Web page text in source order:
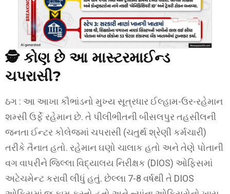
🕵️ કોણ છે આ માસ્ટરમાઈન્ડ
ચપરાસી?
ઠગ : આ આખા કૌભાંડનો મુખ્ય સૂત્રધાર ઈલ્હામ-ઉર-રહેમાન
શમ્સી ઉર્ફે રહેમાન છે. તે પીલીભીતની બીસલપુર તહસીલની
જનતા ઈન્ટર કોલેજમાં ચપરાસી (ચતુર્થ શ્રેણી કર્મચારી)
તરીકે તૈનાત હતો. રહેમાન ઘણો ચાલાક હતો અને તેણે પોતાની
વગ વાપરીને જિલ્લા વિદ્યાલય નિરીક્ષક (DIOS) ઓફિસમાં
અટેચમેન્ટ કરાવી લીધું હતું. છેલ્લા 7-8 વર્ષથી તે DIOS